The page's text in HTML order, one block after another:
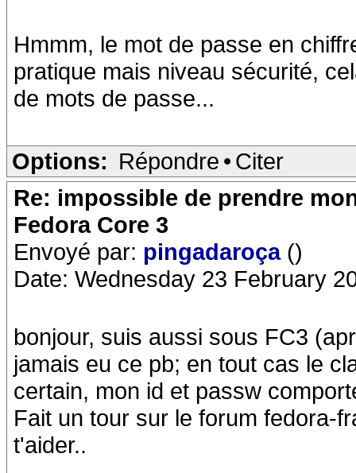
Hmmm, le mot de passe en
pratique mais niveau sécurité,
de mots de passe...
Options: Répondre • Citer
Re: impossible de prendre
Fedora Core 3
Envoyé par: pingadaroça ()
Date: Wednesday 23 February
bonjour, suis aussi sous FC3
jamais eu ce pb; en tout cas le
certain, mon id et passw
Fait un tour sur le forum fedora-
t'aider..